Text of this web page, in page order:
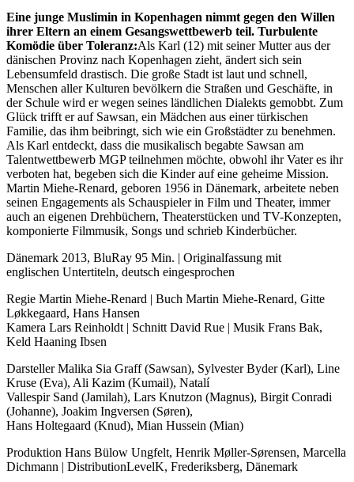
Eine junge Muslimin in Kopenhagen nimmt gegen den Willen
ihrer Eltern an einem Gesangswettbewerb teil. Turbulente
Komödie über Toleranz:Als Karl (12) mit seiner Mutter aus der
dänischen Provinz nach Kopenhagen zieht, ändert sich sein
Lebensumfeld drastisch. Die große Stadt ist laut und schnell,
Menschen aller Kulturen bevölkern die Straßen und Geschäfte, in
der Schule wird er wegen seines ländlichen Dialekts gemobbt. Zum
Glück trifft er auf Sawsan, ein Mädchen aus einer türkischen
Familie, das ihm beibringt, sich wie ein Großstädter zu benehmen.
Als Karl entdeckt, dass die musikalisch begabte Sawsan am
Talentwettbewerb MGP teilnehmen möchte, obwohl ihr Vater es ihr
verboten hat, begeben sich die Kinder auf eine geheime Mission.
Martin Miehe-Renard, geboren 1956 in Dänemark, arbeitete neben
seinen Engagements als Schauspieler in Film und Theater, immer
auch an eigenen Drehbüchern, Theaterstücken und TV-Konzepten,
komponierte Filmmusik, Songs und schrieb Kinderbücher.
Dänemark 2013, BluRay 95 Min. | Originalfassung mit
englischen Untertiteln, deutsch eingesprochen
Regie Martin Miehe-Renard | Buch Martin Miehe-Renard, Gitte
Løkkegaard, Hans Hansen
Kamera Lars Reinholdt | Schnitt David Rue | Musik Frans Bak,
Keld Haaning Ibsen
Darsteller Malika Sia Graff (Sawsan), Sylvester Byder (Karl), Line
Kruse (Eva), Ali Kazim (Kumail), Natalí
Vallespir Sand (Jamilah), Lars Knutzon (Magnus), Birgit Conradi
(Johanne), Joakim Ingversen (Søren),
Hans Holtegaard (Knud), Mian Hussein (Mian)
Produktion Hans Bülow Ungfelt, Henrik Møller-Sørensen, Marcella
Dichmann | DistributionLevelK, Frederiksberg, Dänemark